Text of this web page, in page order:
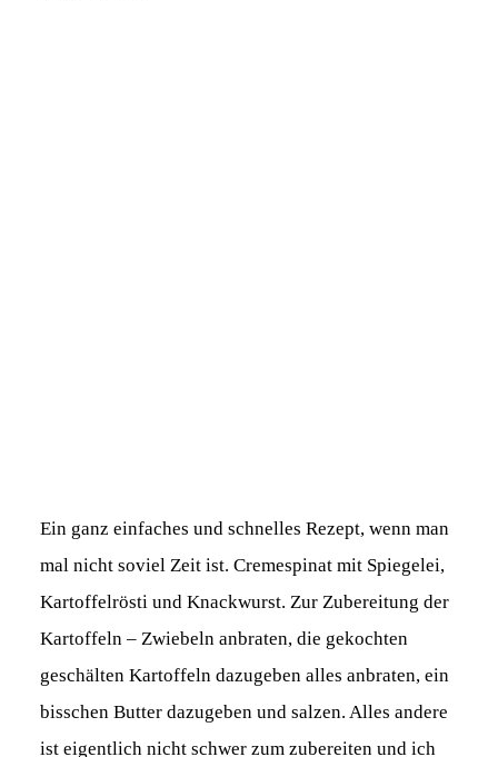
Ein ganz einfaches und schnelles Rezept, wenn man
mal nicht soviel Zeit ist. Cremespinat mit Spiegelei,
Kartoffelrösti und Knackwurst. Zur Zubereitung der
Kartoffeln – Zwiebeln anbraten, die gekochten
geschälten Kartoffeln dazugeben alles anbraten, ein
bisschen Butter dazugeben und salzen. Alles andere
ist eigentlich nicht schwer zum zubereiten und ich